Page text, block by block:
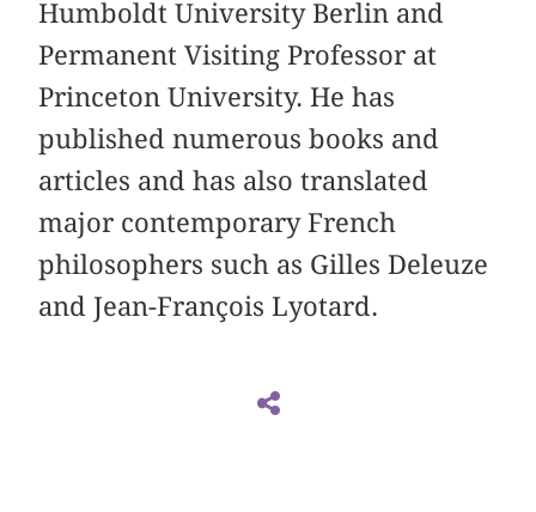
Humboldt University Berlin and
Permanent Visiting Professor at
Princeton University. He has
published numerous books and
articles and has also translated
major contemporary French
philosophers such as Gilles Deleuze
and Jean-François Lyotard.